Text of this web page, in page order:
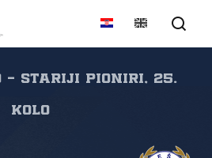
- Stariji pioniri, 25.
kolo